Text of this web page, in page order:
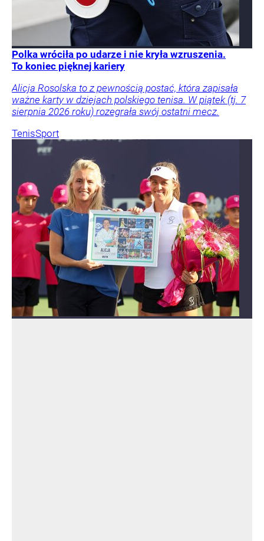
Polka wróciła po udarze i nie kryła wzruszenia.
To koniec pięknej kariery
Alicja Rosolska to z pewnością postać, która zapisała
ważne karty w dziejach polskiego tenisa. W piątek (tj. 7
sierpnia 2026 roku) rozegrała swój ostatni mecz.
TenisSport